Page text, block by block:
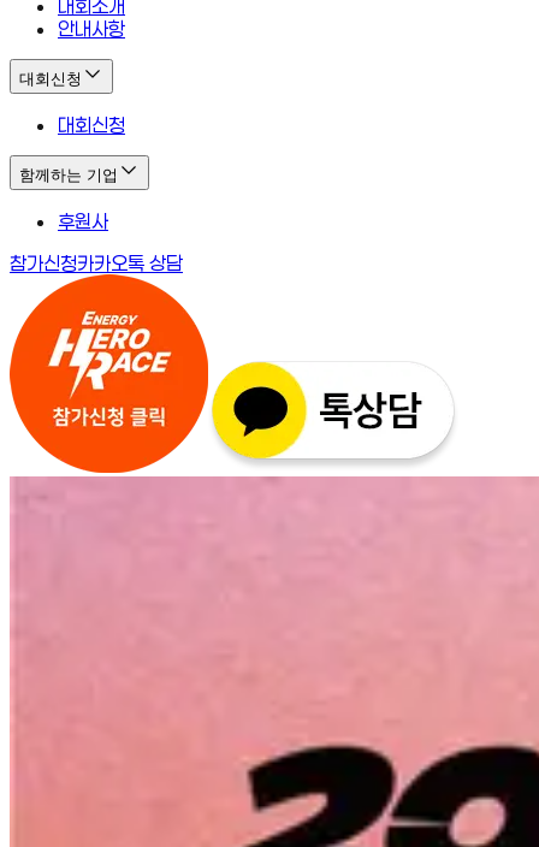
대회소개
안내사항
대회신청
대회신청
함께하는 기업
후원사
참가신청카카오톡 상담